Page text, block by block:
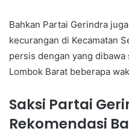
Bahkan Partai Gerindra
kecurangan di Kecamatan
persis dengan yang dibawa
Lombok Barat beberapa
Saksi Partai
Rekomendasi